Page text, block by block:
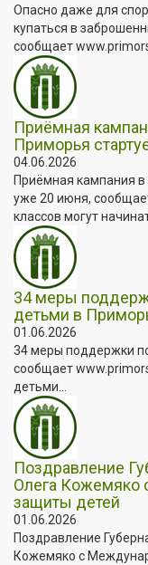
Опасно даже для
купаться в
сообщает
Приёмная
Приморья
04.06.2026
Приёмная кампания
уже 20 июня,
классов могут
34 меры
детьми в
01.06.2026
34 меры поддержки
сообщает
детьми...
Поздравление
Олега
защиты детей
01.06.2026
Поздравление
Кожемяко с